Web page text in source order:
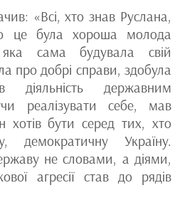
«Всі, хто знав Руслана,
це була хороша молода
сама будувала свій
про добрі справи, здобула
діяльність державним
реалізувати себе, мав
хотів бути серед тих, хто
демократичну Україну.
не словами, а діями,
агресії став до рядів